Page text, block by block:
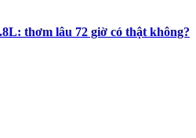
thơm lâu 72 giờ có thật không?